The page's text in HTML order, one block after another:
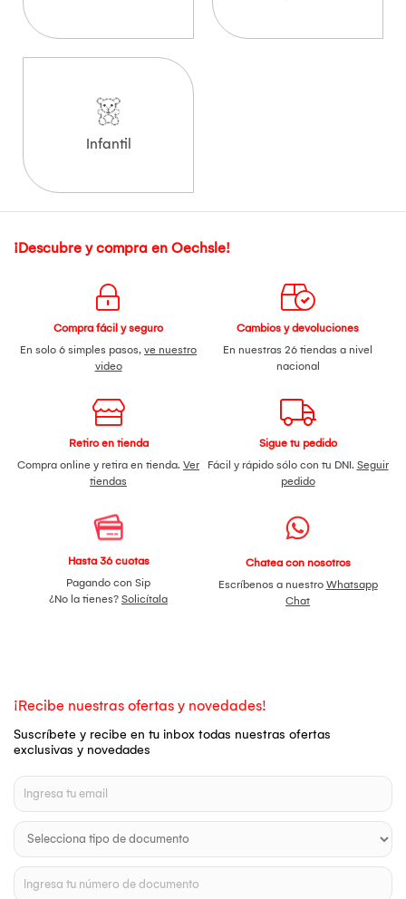
Infantil
¡Descubre y compra en Oechsle!
Compra fácil y seguro
En solo 6 simples pasos, ve nuestro
video
Cambios y devoluciones
En nuestras 26 tiendas a nivel
nacional
Retiro en tienda
Compra online y retira en tienda. Ver
tiendas
Sigue tu pedido
Fácil y rápido sólo con tu DNI. Seguir
pedido
Hasta 36 cuotas
Pagando con Sip
¿No la tienes? Solicítala
Chatea con nosotros
Escríbenos a nuestro Whatsapp
Chat
¡Recibe nuestras ofertas y novedades!
Suscríbete y recibe en tu inbox todas nuestras ofertas
exclusivas y novedades